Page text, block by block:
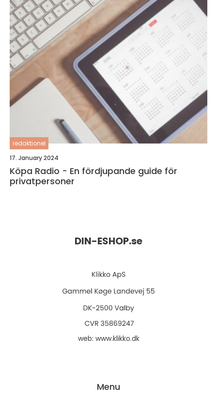
redaktionel
17. January 2024
Köpa Radio - En fördjupande guide för
privatpersoner
DIN-ESHOP.se
web: www.klikko.dk
Menu